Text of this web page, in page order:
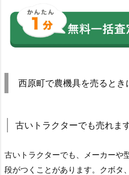
西原町で農機具を売るとき
古いトラクターでも売れま
古いトラクターでも、メーカーや
段がつくことがあります。クボタ